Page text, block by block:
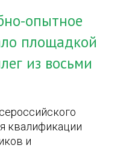
опытное
площадкой
из восьми
квалификации
и